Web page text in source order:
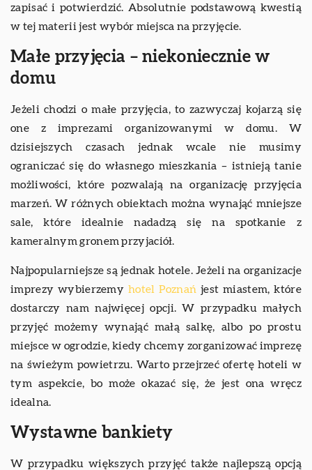
zapisać i potwierdzić. Absolutnie podstawową kwestią
w tej materii jest wybór miejsca na przyjęcie.
Małe przyjęcia – niekoniecznie w
domu
Jeżeli chodzi o małe przyjęcia, to zazwyczaj kojarzą się
one z imprezami organizowanymi w domu. W
dzisiejszych czasach jednak wcale nie musimy
ograniczać się do własnego mieszkania – istnieją tanie
możliwości, które pozwalają na organizację przyjęcia
marzeń. W różnych obiektach można wynająć mniejsze
sale, które idealnie nadadzą się na spotkanie z
kameralnym gronem przyjaciół.
Najpopularniejsze są jednak hotele. Jeżeli na organizacje
imprezy wybierzemy hotel Poznań jest miastem, które
dostarczy nam najwięcej opcji. W przypadku małych
przyjęć możemy wynająć małą salkę, albo po prostu
miejsce w ogrodzie, kiedy chcemy zorganizować imprezę
na świeżym powietrzu. Warto przejrzeć ofertę hoteli w
tym aspekcie, bo może okazać się, że jest ona wręcz
idealna.
Wystawne bankiety
W przypadku większych przyjęć także najlepszą opcją